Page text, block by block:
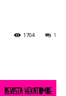
1
1704